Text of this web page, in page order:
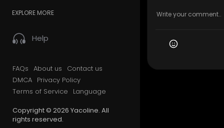
EXPLORE MORE
Help
FAQs About us
Contact us
DMCA Privacy Policy
Terms of Service
Language
Copyright © 2026 Yacoline. All
rights reserved.